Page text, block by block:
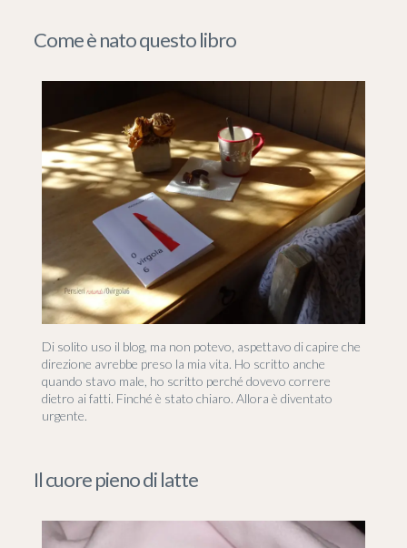
Come è nato questo libro
Di solito uso il blog, ma non potevo, aspettavo di capire che
direzione avrebbe preso la mia vita. Ho scritto anche
quando stavo male, ho scritto perché dovevo correre
dietro ai fatti. Finché è stato chiaro. Allora è diventato
urgente.
Il cuore pieno di latte